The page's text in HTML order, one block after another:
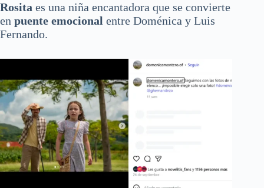
Rosita es una niña encantadora que se convierte
en puente emocional entre Doménica y Luis
Fernando.